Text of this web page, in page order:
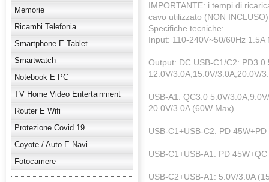
Memorie
Ricambi Telefonia
Smartphone E Tablet
Smartwatch
Notebook E PC
TV Home Video Entertainment
Router E Wifi
Protezione Covid 19
Coyote / Auto E Navi
Fotocamere
IMPORTANTE: i tempi di
cavo utilizzato (NON INCLUSO)
Specifiche tecniche:
Input: 110-240V~50/60Hz 1.5A
Output: DC USB-C1/C2: PD3.0
12.0V/3.0A,15.0V/3.0A,20.0V/
USB-A1: QC3.0 5.0V/
20.0V/3.0A (60W Max)
USB-C1+USB-C2: PD
USB-C1+USB-A1: PD
USB-C2+USB-A1: 5.0V/3.0A